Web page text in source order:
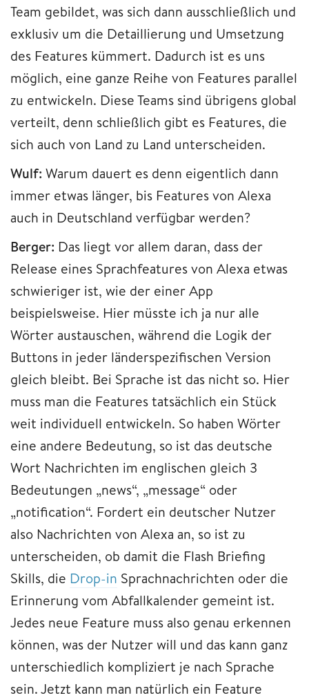
Team gebildet, was sich dann ausschließlich und
exklusiv um die Detaillierung und Umsetzung
des Features kümmert. Dadurch ist es uns
möglich, eine ganze Reihe von Features parallel
zu entwickeln. Diese Teams sind übrigens global
verteilt, denn schließlich gibt es Features, die
sich auch von Land zu Land unterscheiden.
Wulf: Warum dauert es denn eigentlich dann
immer etwas länger, bis Features von Alexa
auch in Deutschland verfügbar werden?
Berger: Das liegt vor allem daran, dass der
Release eines Sprachfeatures von Alexa etwas
schwieriger ist, wie der einer App
beispielsweise. Hier müsste ich ja nur alle
Wörter austauschen, während die Logik der
Buttons in jeder länderspezifischen Version
gleich bleibt. Bei Sprache ist das nicht so. Hier
muss man die Features tatsächlich ein Stück
weit individuell entwickeln. So haben Wörter
eine andere Bedeutung, so ist das deutsche
Wort Nachrichten im englischen gleich 3
Bedeutungen „news“, „message“ oder
„notification“. Fordert ein deutscher Nutzer
also Nachrichten von Alexa an, so ist zu
unterscheiden, ob damit die Flash Briefing
Skills, die Drop-in Sprachnachrichten oder die
Erinnerung vom Abfallkalender gemeint ist.
Jedes neue Feature muss also genau erkennen
können, was der Nutzer will und das kann ganz
unterschiedlich kompliziert je nach Sprache
sein. Jetzt kann man natürlich ein Feature